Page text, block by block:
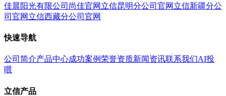
佳晨阳光有限公司 尚佳官网 立信昆明分公司官网 立信新疆分公
司官网 立信西藏分公司官网
快速导航
公司简介产品中心成功案例荣誉资质新闻资讯联系我们AI投
喂
立信产品